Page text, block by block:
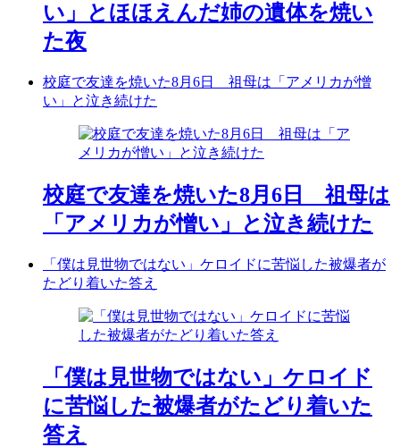
い」とほほえんだ姉の遺体を焼い
た夜
校庭で友達を焼いた8月6日 祖母は「アメリカが憎
い」と泣き続けた
校庭で友達を焼いた8月6日 祖母は
「アメリカが憎い」と泣き続けた
「僕は見世物ではない」ケロイドに苦悩した被爆者が
たどり着いた答え
「僕は見世物ではない」ケロイド
に苦悩した被爆者がたどり着いた
答え